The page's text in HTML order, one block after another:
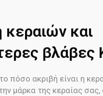
κεραιών και
βλάβες
πόσο ακριβή είναι η
μάρκα της κεραίας σας,